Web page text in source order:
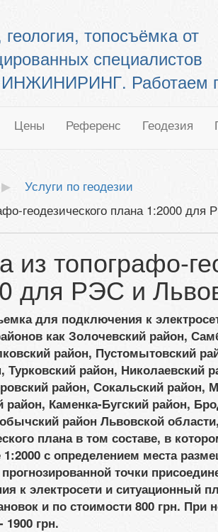
геология, топосъёмка от
специалистов
Работаем
Цены Референс Геодезия
Услуги по геодезии
геодезического плана 1:2000 для
из топографо-
для РЭС и
для подключения к
как Золочевский район,
район, Пустомытовский
район, Николаевский
район, Сокальский район,
район, Каменка-Бугский район,
район Львовской
плана в том составе, в
с определением места
точки
к электросети и ситуационный
и по стоимости 800 грн. При
1900 грн.